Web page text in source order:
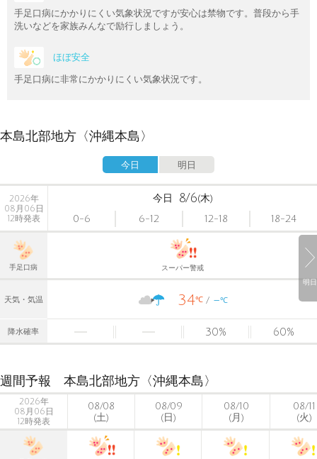
手足口病にかかりにくい気象状況ですが安心は禁物です。普段から手
洗いなどを家族みんなで励行しましょう。
ほぼ安全
手足口病に非常にかかりにくい気象状況です。
本島北部地方〈沖縄本島〉
今日 明日
明日
2026年
08月06日
12時発表
今日 8/6(木)
0-6
6-12 12-18 18-24
手足口病 スーパー警戒
天気・気温 34℃ -℃
降水確率 30% 60%
週間予報 本島北部地方〈沖縄本島〉
2026年
08月06日
12時発表
08/08
(土)
08/09
(日)
08/10
(月)
08/11
(火)